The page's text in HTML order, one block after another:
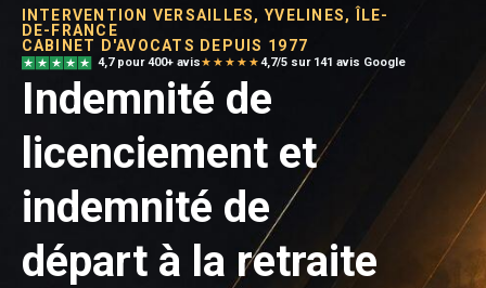
INTERVENTION VERSAILLES, YVELINES, ÎLE-
DE-FRANCE
CABINET D'AVOCATS DEPUIS 1977
4,7 pour 400+ avis★★★★★4,7/5 sur 141 avis Google
Indemnité de
licenciement et
indemnité de
départ à la retraite